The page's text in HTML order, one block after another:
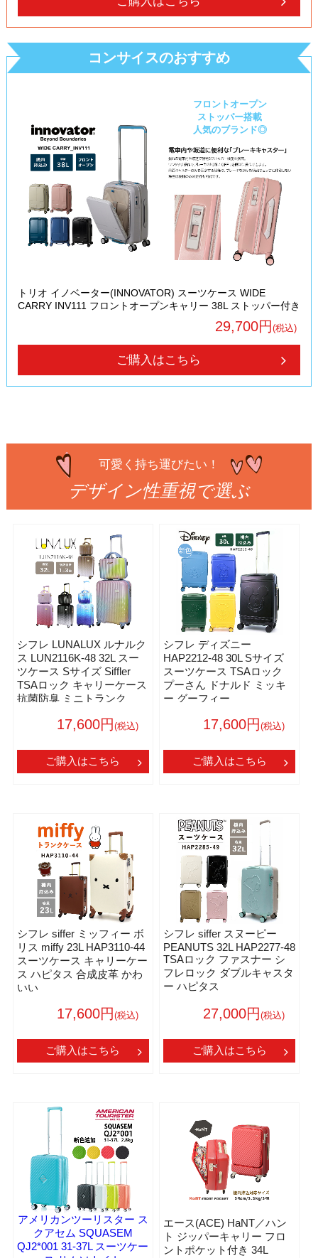
コンサイスのおすすめ
フロントオープン
ストッパー搭載
人気のブランド◎
トリオ イノベーター(INNOVATOR) スーツケース WIDE
CARRY INV111 フロントオープンキャリー 38L ストッパー付き
29,700円(税込)
ご購入はこちら
可愛く持ち運びたい！
デザイン性重視で選ぶ
シフレ LUNALUX ルナルク
ス LUN2116K-48 32L スー
ツケース Sサイズ Siffler
TSAロック キャリーケース
抗菌防臭 ミニトランク
17,600円 (税込)
ご購入はこちら
シフレ ディズニー
HAP2212-48 30L Sサイズ
スーツケース TSAロック
プーさん ドナルド ミッキ
ー グーフィー
17,600円(税込)
ご購入はこちら
シフレ siffer ミッフィー ボ
リス miffy 23L HAP3110-44
スーツケース キャリーケー
ス ハピタス 合成皮革 かわ
いい
17,600円 (税込)
ご購入はこちら
シフレ siffer スヌーピー
PEANUTS 32L HAP2277-48
TSAロック ファスナー シ
フレロック ダブルキャスタ
ー ハピタス
27,000円(税込)
ご購入はこちら
アメリカンツーリスター ス
クアセム SQUASEM
QJ2*001 31-37L スーツケー
エース(ACE) HaNT／ハン
ト ジッパーキャリー フロ
ントポケット付き 34L